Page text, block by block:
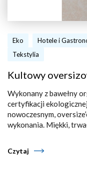
Eko Hotele i
Tekstylia
Kultowy
Wykonany z bawełny
certyfikacji
nowoczesnym,
wykonania. Miękki,
Czytaj